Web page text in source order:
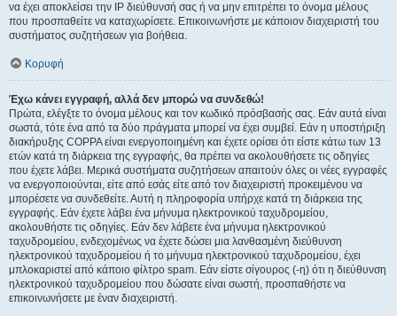
να έχει αποκλείσει την IP διεύθυνσή σας ή να μην επιτρέπει το όνομα μέλους
που προσπαθείτε να καταχωρίσετε. Επικοινωνήστε με κάποιον διαχειριστή του
συστήματος συζητήσεων για βοήθεια.
Κορυφή
Έχω κάνει εγγραφή, αλλά δεν μπορώ να συνδεθώ!
Πρώτα, ελέγξτε το όνομα μέλους και τον κωδικό πρόσβασής σας. Εάν αυτά είναι
σωστά, τότε ένα από τα δύο πράγματα μπορεί να έχει συμβεί. Εάν η υποστήριξη
διακήρυξης COPPA είναι ενεργοποιημένη και έχετε ορίσει ότι είστε κάτω των 13
ετών κατά τη διάρκεια της εγγραφής, θα πρέπει να ακολουθήσετε τις οδηγίες
που έχετε λάβει. Μερικά συστήματα συζητήσεων απαιτούν όλες οι νέες εγγραφές
να ενεργοποιούνται, είτε από εσάς είτε από τον διαχειριστή προκειμένου να
μπορέσετε να συνδεθείτε. Αυτή η πληροφορία υπήρχε κατά τη διάρκεια της
εγγραφής. Εάν έχετε λάβει ένα μήνυμα ηλεκτρονικού ταχυδρομείου,
ακολουθήστε τις οδηγίες. Εάν δεν λάβετε ένα μήνυμα ηλεκτρονικού
ταχυδρομείου, ενδεχομένως να έχετε δώσει μια λανθασμένη διεύθυνση
ηλεκτρονικού ταχυδρομείου ή το μήνυμα ηλεκτρονικού ταχυδρομείου, έχει
μπλοκαριστεί από κάποιο φίλτρο spam. Εάν είστε σίγουρος (-η) ότι η διεύθυνση
ηλεκτρονικού ταχυδρομείου που δώσατε είναι σωστή, προσπαθήστε να
επικοινωνήσετε με έναν διαχειριστή.